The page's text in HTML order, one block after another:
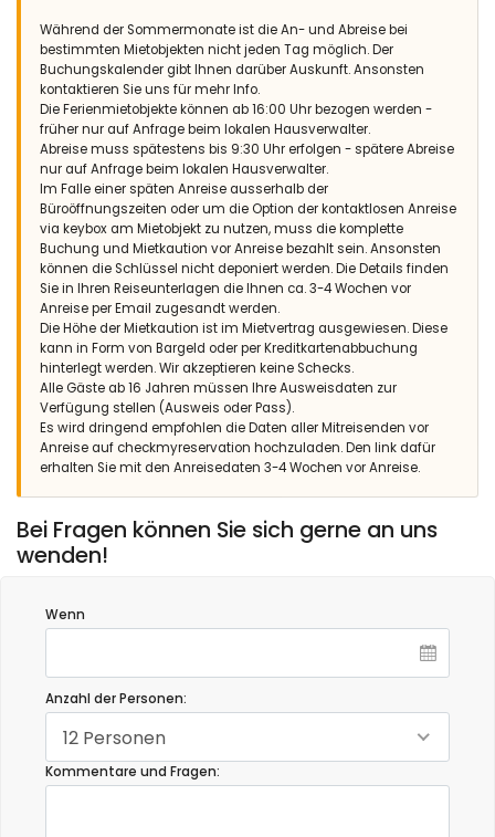
- 10,0
Familien mit kleinen Kindern - Oktober 2022 - Niederlande :
(Originaltext)
Enjoy as much as we did!! This is a very special residence. On
a very special location.
(Übersetzt von Google)
Genießen Sie so viel wie wir! Dies ist eine ganz besondere
Residenz. An einem ganz besonderen Ort.
- 9,0
Familien mit kleinen Kindern - Juli 2022 - Spanien :
(Originaltext)
Bonita casa, muy espaciosa y con unas vistas preciosas
desde la parte de arriba. Una maravilla además estar al lado
de una de las mejores calas de Jávea.
(Übersetzt von Google)
Jávea zu sein.
Während der Sommermonate ist die An- und Abreise bei
bestimmten Mietobjekten nicht jeden Tag möglich. Der
Buchungskalender gibt Ihnen darüber Auskunft. Ansonsten
kontaktieren Sie uns für mehr Info.
Die Ferienmietobjekte können ab 16:00 Uhr bezogen werden -
früher nur auf Anfrage beim lokalen Hausverwalter.
Abreise muss spätestens bis 9:30 Uhr erfolgen - spätere Abreise
nur auf Anfrage beim lokalen Hausverwalter.
Im Falle einer späten Anreise ausserhalb der
Büroöffnungszeiten oder um die Option der kontaktlosen Anreise
via keybox am Mietobjekt zu nutzen, muss die komplette
Buchung und Mietkaution vor Anreise bezahlt sein. Ansonsten
können die Schlüssel nicht deponiert werden. Die Details finden
Sie in Ihren Reiseunterlagen die Ihnen ca. 3-4 Wochen vor
Anreise per Email zugesandt werden.
Die Höhe der Mietkaution ist im Mietvertrag ausgewiesen. Diese
kann in Form von Bargeld oder per Kreditkartenabbuchung
hinterlegt werden. Wir akzeptieren keine Schecks.
Alle Gäste ab 16 Jahren müssen Ihre Ausweisdaten zur
Verfügung stellen (Ausweis oder Pass).
Es wird dringend empfohlen die Daten aller Mitreisenden vor
Anreise auf checkmyreservation hochzuladen. Den link dafür
erhalten Sie mit den Anreisedaten 3-4 Wochen vor Anreise.
Bei Fragen können Sie sich gerne an uns
wenden!
Wenn
Anzahl der Personen:
12 Personen
Kommentare und Fragen: